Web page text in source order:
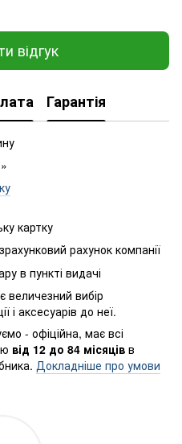
відгук
Гарантія
картку
рахунок компанії
в пункті видачі
величезний вибір
і аксесуарів до неї.
- офіційна, має всі
від 12 до 84 місяців в
Докладніше про умови